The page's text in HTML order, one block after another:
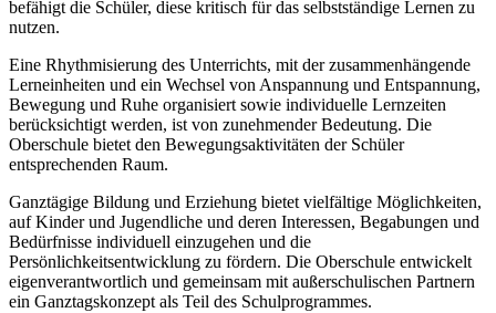
befähigt die Schüler, diese kritisch für das selbstständige Lernen zu
nutzen.
Eine Rhythmisierung des Unterrichts, mit der zusammenhängende
Lerneinheiten und ein Wechsel von Anspannung und Entspannung,
Bewegung und Ruhe organisiert sowie individuelle Lernzeiten
berücksichtigt werden, ist von zunehmender Bedeutung. Die
Oberschule bietet den Bewegungsaktivitäten der Schüler
entsprechenden Raum.
Ganztägige Bildung und Erziehung bietet vielfältige Möglichkeiten,
auf Kinder und Jugendliche und deren Interessen, Begabungen und
Bedürfnisse individuell einzugehen und die
Persönlichkeitsentwicklung zu fördern. Die Oberschule entwickelt
eigenverantwortlich und gemeinsam mit außerschulischen Partnern
ein Ganztagskonzept als Teil des Schulprogrammes.